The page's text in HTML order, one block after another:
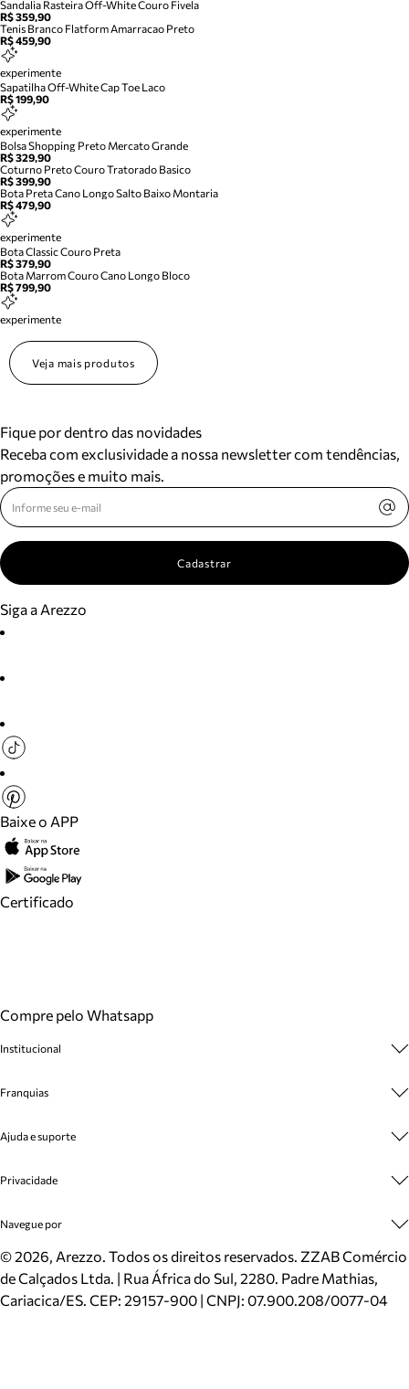
Sandalia Rasteira Off-White Couro Fivela
R$ 359,90
Tenis Branco Flatform Amarracao Preto
R$ 459,90
experimente
Sapatilha Off-White Cap Toe Laco
R$ 199,90
experimente
Bolsa Shopping Preto Mercato Grande
R$ 329,90
Coturno Preto Couro Tratorado Basico
R$ 399,90
Bota Preta Cano Longo Salto Baixo Montaria
R$ 479,90
experimente
Bota Classic Couro Preta
R$ 379,90
Bota Marrom Couro Cano Longo Bloco
R$ 799,90
experimente
Veja mais produtos
Fique por dentro das novidades
Receba com exclusividade a nossa newsletter com tendências,
promoções e muito mais.
Cadastrar
Siga a Arezzo
Baixe o APP
Certificado
Compre pelo Whatsapp
Institucional
Cashback
Venda Corporativa
Mapa do Site
Inverno
Mundo Arezzo
Franquias
Plano de Negócio
Ajuda e suporte
Cadastro
Meus Pedidos
Trocas e Devoluções
Cartão Presente
Localizador de lojas
Privacidade
Politica e Privacidade
Navegue por
Sapatos
Bolsas
Scarpins
©2026, Arezzo. Todos os direitos reservados. ZZAB Comércio
de Calçados Ltda. | Rua África do Sul, 2280. Padre Mathias,
Cariacica/ES. CEP: 29157-900 | CNPJ: 07.900.208/0077-04